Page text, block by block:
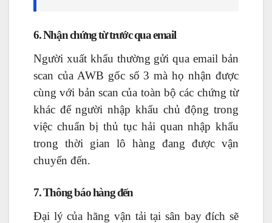
6. Nhận chứng từ trước qua email
Người xuất khẩu thường gửi qua email bản
scan của AWB gốc số 3 mà họ nhận được
cùng với bản scan của toàn bộ các chứng từ
khác để người nhập khẩu chủ động trong
việc chuẩn bị thủ tục hải quan nhập khẩu
trong thời gian lô hàng đang được vận
chuyển đến.
7. Thông báo hàng đến
Đại lý của hãng vận tải tại sân bay đích sẽ